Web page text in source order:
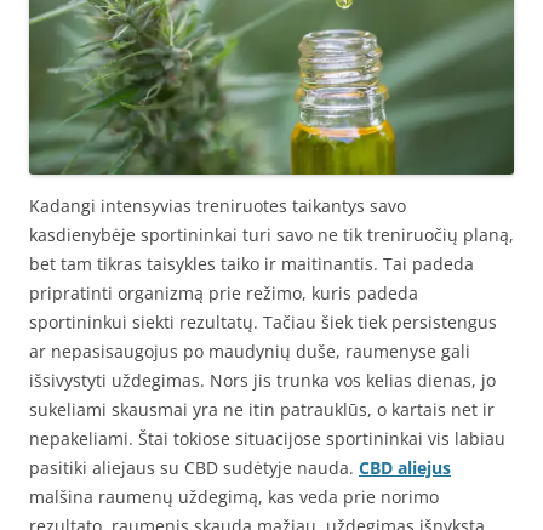
Kadangi intensyvias treniruotes taikantys savo
kasdienybėje sportininkai turi savo ne tik treniruočių planą,
bet tam tikras taisykles taiko ir maitinantis. Tai padeda
pripratinti organizmą prie režimo, kuris padeda
sportininkui siekti rezultatų. Tačiau šiek tiek persistengus
ar nepasisaugojus po maudynių duše, raumenyse gali
išsivystyti uždegimas. Nors jis trunka vos kelias dienas, jo
sukeliami skausmai yra ne itin patrauklūs, o kartais net ir
nepakeliami. Štai tokiose situacijose sportininkai vis labiau
pasitiki aliejaus su CBD sudėtyje nauda. CBD aliejus
malšina raumenų uždegimą, kas veda prie norimo